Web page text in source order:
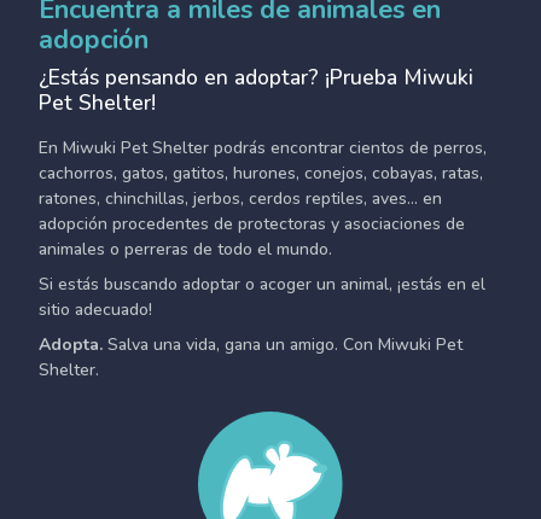
Encuentra a miles de animales en
adopción
¿Estás pensando en adoptar? ¡Prueba Miwuki
Pet Shelter!
En Miwuki Pet Shelter podrás encontrar cientos de perros,
cachorros, gatos, gatitos, hurones, conejos, cobayas, ratas,
ratones, chinchillas, jerbos, cerdos reptiles, aves... en
adopción procedentes de protectoras y asociaciones de
animales o perreras de todo el mundo.
Si estás buscando adoptar o acoger un animal, ¡estás en el
sitio adecuado!
Adopta. Salva una vida, gana un amigo. Con Miwuki Pet
Shelter.